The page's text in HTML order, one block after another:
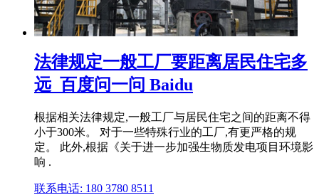
法律规定一般工厂要距离居民住宅多
远_百度问一问 Baidu
根据相关法律规定,一般工厂与居民住宅之间的距离不得
小于300米。 对于一些特殊行业的工厂,有更严格的规
定。 此外,根据《关于进一步加强生物质发电项目环境影
响 .
联系电话: 180 3780 8511